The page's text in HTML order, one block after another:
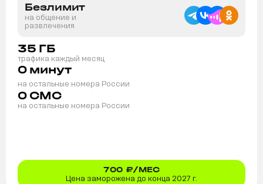
Безлимит
на общение и
развлечения
35 ГБ
трафика каждый месяц
0 минут
на остальные номера России
0 СМС
на остальные номера России
700 ₽/МЕС
Цена заморожена до конца 2027 г.